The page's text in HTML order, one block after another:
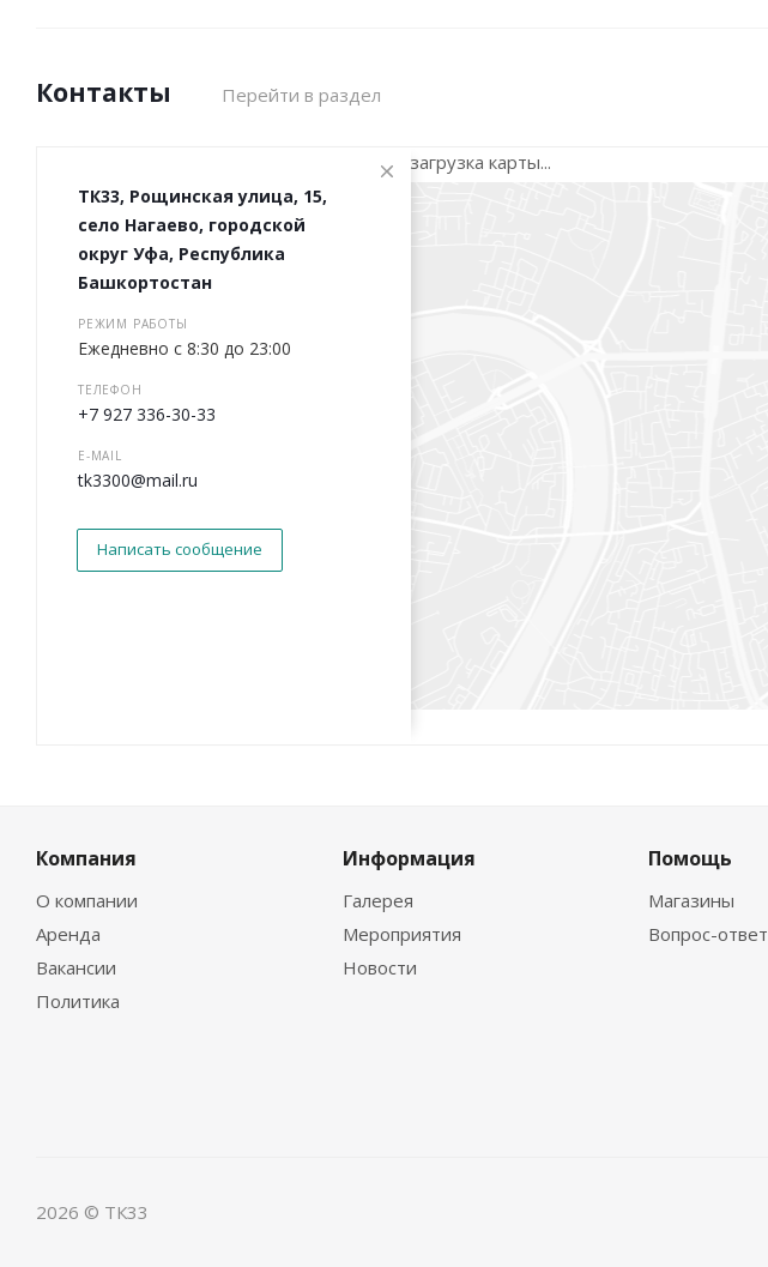
Контакты Перейти в раздел
ТК33, Рощинская улица, 15,
село Нагаево, городской
округ Уфа, Республика
Башкортостан
РЕЖИМ РАБОТЫ
Ежедневно с 8:30 до 23:00
ТЕЛЕФОН
+7 927 336-30-33
E-MAIL
tk3300@mail.ru
Написать сообщение
загрузка карты...
Компания
О компании
Аренда
Вакансии
Политика
Информация
Галерея
Мероприятия
Новости
Помощь
Магазины
Вопрос-ответ
2026 © ТК33